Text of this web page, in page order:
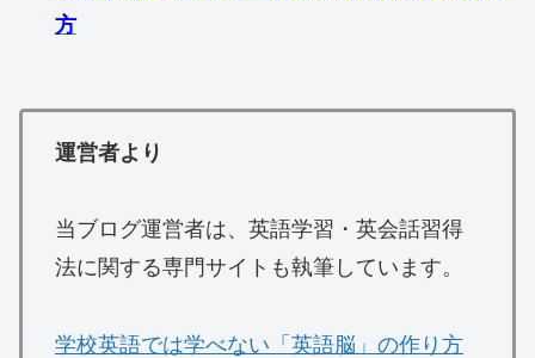
方
運営者より
当ブログ運営者は、英語学習・英会話習得
法に関する専門サイトも執筆しています。
学校英語では学べない「英語脳」の作り方